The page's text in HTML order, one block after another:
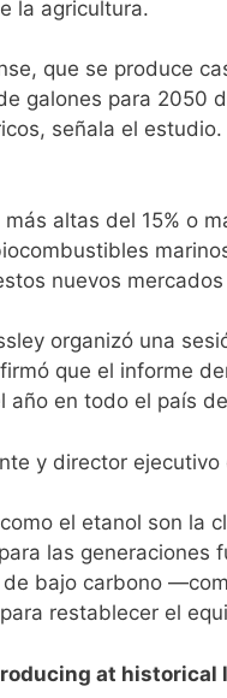
la agricultura.
que se produce
galones para 2050
señala el
altas del 15% o
nuevos
organizó una
que el informe
año en todo el país
y director
el etanol son la
las generaciones
bajo carbono
restablecer el
at historical